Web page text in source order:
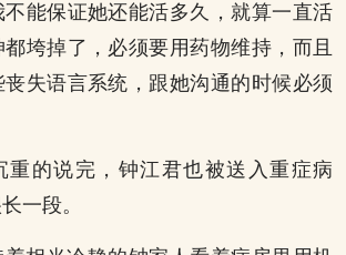
能保证她还能活多久，就算一直活
垮掉了，必须要用药物维持，而且
失语言系统，跟她沟通的时候必须
重的说完，钟江君也被送入重症病
一段。